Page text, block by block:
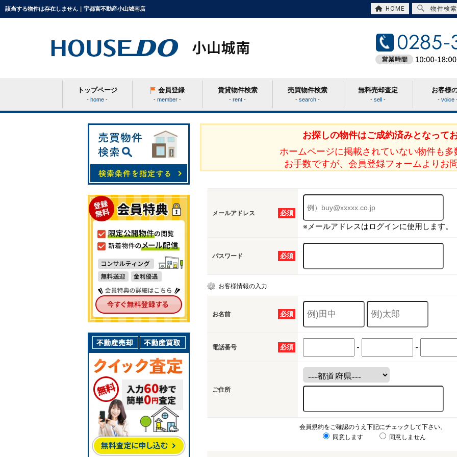
該当する物件は存在しません｜宇都宮不動産小山城南店 HOME 物件検索
トップページ
- home -
会員登録
- member -
賃貸物件検索
- rent -
売買物件検索
- search -
条件から探す
学区から探す
町名から探す
無料売却査定
- sell -
お客様
- voice
お探しの物件はご成約済みとなってお
ホームページに掲載されていない物件も多
お手数ですが、会員登録フォームよりお
必須
メールアドレス
※メールアドレスはログインに使用します。
必須
パスワード
お客様情報の入力
必須
お名前
必須
電話番号 - -
ご住所
会員規約をご確認のうえ下記にチェックして下さい。
同意します
同意しません